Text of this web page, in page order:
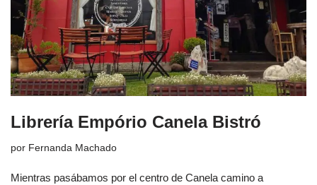
Librería Empório Canela Bistró
por Fernanda Machado
Mientras pasábamos por el centro de Canela camino a